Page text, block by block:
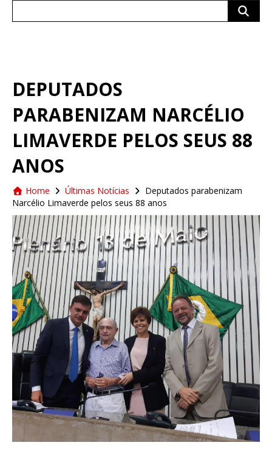
DEPUTADOS
PARABENIZAM NARCÉLIO
LIMAVERDE PELOS SEUS 88
ANOS
Home Últimas Notícias
Deputados parabenizam
Narcélio Limaverde pelos seus 88 anos